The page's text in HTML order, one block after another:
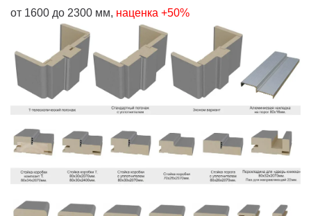
от 1600 до 2300 мм, наценка +50%